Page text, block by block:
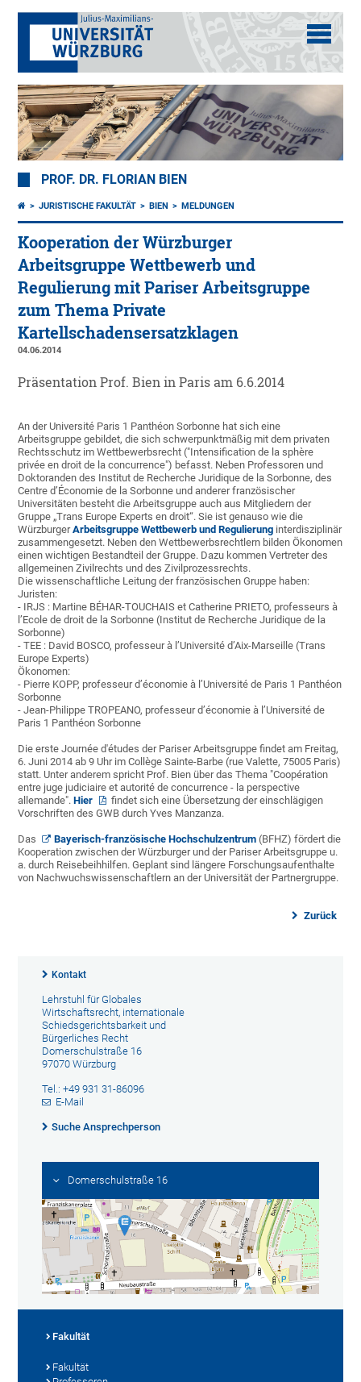
PROF. DR. FLORIAN BIEN
JURISTISCHE FAKULTÄT BIEN MELDUNGEN
Kooperation der Würzburger
Arbeitsgruppe Wettbewerb und
Regulierung mit Pariser Arbeitsgruppe
zum Thema Private
Kartellschadensersatzklagen
04.06.2014
Präsentation Prof. Bien in Paris am 6.6.2014
An der Université Paris 1 Panthéon Sorbonne hat sich eine
Arbeitsgruppe gebildet, die sich schwerpunktmäßig mit dem privaten
Rechtsschutz im Wettbewerbsrecht ("Intensification de la sphère
privée en droit de la concurrence") befasst. Neben Professoren und
Doktoranden des Institut de Recherche Juridique de la Sorbonne, des
Centre d’Économie de la Sorbonne und anderer französischer
Universitäten besteht die Arbeitsgruppe auch aus Mitgliedern der
Gruppe „Trans Europe Experts en droit“. Sie ist genauso wie die
WürzburgerArbeitsgruppe Wettbewerb und Regulierung interdisziplinär
zusammengesetzt. Neben den Wettbewerbsrechtlern bilden Ökonomen
einen wichtigen Bestandteil der Gruppe. Dazu kommen Vertreter des
allgemeinen Zivilrechts und des Zivilprozessrechts.
Die wissenschaftliche Leitung der französischen Gruppe haben:
Juristen:
- IRJS : Martine BÉHAR-TOUCHAIS et Catherine PRIETO, professeurs à
l’Ecole de droit de la Sorbonne (Institut de Recherche Juridique de la
Sorbonne)
- TEE : David BOSCO, professeur à l’Université d’Aix-Marseille (Trans
Europe Experts)
Ökonomen:
- Pierre KOPP, professeur d’économie à l’Université de Paris 1 Panthéon
Sorbonne
- Jean-Philippe TROPEANO, professeur d’économie à l’Université de
Paris 1 Panthéon Sorbonne
Die erste Journée d'études der Pariser Arbeitsgruppe findet am Freitag,
6. Juni 2014 ab 9 Uhr im Collège Sainte-Barbe (rue Valette, 75005 Paris)
statt. Unter anderem spricht Prof. Bien über das Thema "Coopération
entre juge judiciaire et autorité de concurrence - la perspective
allemande".Hier
findet sich eine Übersetzung der einschlägigen
Vorschriften des GWB durch Yves Manzanza.
Das Bayerisch-französische Hochschulzentrum (BFHZ) fördert die
Kooperation zwischen der Würzburger und der Pariser Arbeitsgruppe u.
a. durch Reisebeihhilfen. Geplant sind längere Forschungsaufenthalte
von Nachwuchswissenschaftlern an der Universität der Partnergruppe.
Zurück
Kontakt
Lehrstuhl für Globales
Wirtschaftsrecht, internationale
Schiedsgerichtsbarkeit und
Bürgerliches Recht
Domerschulstraße 16
97070 Würzburg
Tel.: +49 931 31-86096
E-Mail
Suche Ansprechperson
Domerschulstraße 16
Fakultät
Fakultät